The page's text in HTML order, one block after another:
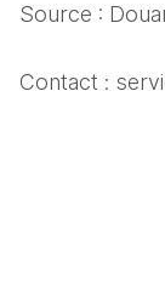
Source :
Contact :